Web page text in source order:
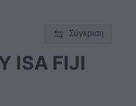
Σύγκριση
ISA FIJI